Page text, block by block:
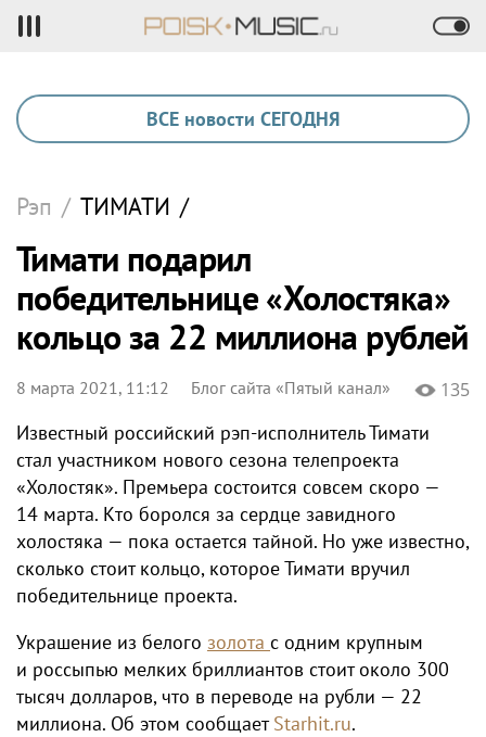
ВСЕ новости СЕГОДНЯ
Рэп / ТИМАТИ /
Тимати подарил
победительнице «Холостяка»
кольцо за 22 миллиона рублей
8 марта 2021, 11:12 Блог сайта «Пятый канал» 135
Известный российский рэп-исполнитель Тимати
стал участником нового сезона телепроекта
«Холостяк». Премьера состоится совсем скоро —
14 марта. Кто боролся за сердце завидного
холостяка — пока остается тайной. Но уже известно,
сколько стоит кольцо, которое Тимати вручил
победительнице проекта.
Украшение из белого золота с одним крупным
и россыпью мелких бриллиантов стоит около 300
тысяч долларов, что в переводе на рубли — 22
миллиона. Об этом сообщаетStarhit.ru.